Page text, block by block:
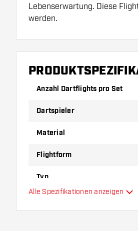
Lebenserwartung. Diese
werden.
Dartshopper Tipp!
Sorgen Sie für genügend
durch Gebrauch abnutzen
Probieren Sie eine andere
Ihnen passt!
Anzahl Dartflights pro Set
Dartspieler
Material
Flightform
Typ
Alle Spezifikationen anzeigen